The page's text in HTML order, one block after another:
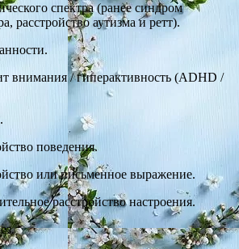
спектра (ранее синдром
расстройство аутизма и ретт).
внимания / гиперактивность (ADHD /
поведения.
или письменное выражение.
расстройство настроения.